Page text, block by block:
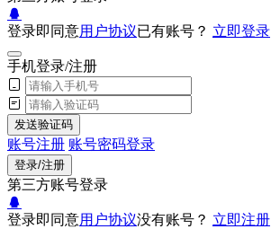
登录即同意用户协议已有账号？ 立即登录
手机登录/注册
发送验证码
账号注册 账号密码登录
登录/注册
第三方账号登录
登录即同意用户协议没有账号？ 立即注册